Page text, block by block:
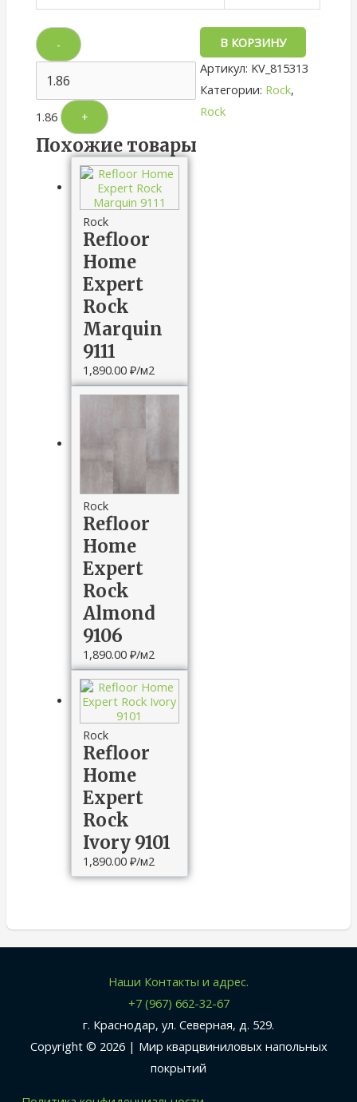
-
1.86 +
В КОРЗИНУ
Артикул: KV_815313
Категории: Rock,
Rock
Похожие товары
Rock
Refloor
Home
Expert
Rock
Marquin
9111
1,890.00₽/м2
Rock
Refloor
Home
Expert
Rock
Almond
9106
1,890.00₽/м2
Rock
Refloor
Home
Expert
Rock
Ivory 9101
1,890.00₽/м2
Наши Контакты и адрес.
+7 (967) 662-32-67
г. Краснодар, ул. Северная, д. 529.
Copyright © 2026 | Мир кварцвиниловых напольных
покрытий